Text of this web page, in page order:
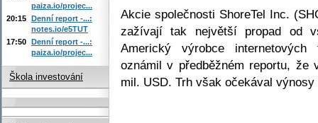
Akcie společnosti ShoreTel Inc.
zažívají tak největší propad od
Americký výrobce
oznámil v předběžném reportu, že
mil. USD. Trh však očekával
paiza.io/projec...
20:15 Denní report -...:
notes.io/e5TUT
17:50 Denní report -...:
paiza.io/projec...
Škola investování